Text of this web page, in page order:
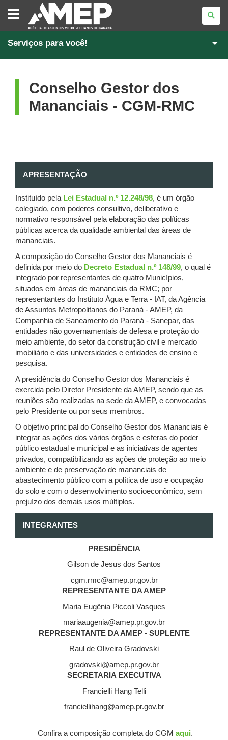
AGÊNCIA
DE
ASSUNTOS
METROPOLITANOS
DO
PARANÁ
Serviços para você!
Conselho Gestor dos
Mananciais - CGM-RMC
APRESENTAÇÃO
Instituído pela Lei Estadual n.º 12.248/98, é um órgão
colegiado, com poderes consultivo, deliberativo e
normativo responsável pela elaboração das políticas
públicas acerca da qualidade ambiental das áreas de
mananciais.
A composição do Conselho Gestor dos Mananciais é
definida por meio do Decreto Estadual n.º 148/99, o qual é
integrado por representantes de quatro Municípios,
situados em áreas de mananciais da RMC; por
representantes do Instituto Água e Terra - IAT, da Agência
de Assuntos Metropolitanos do Paraná - AMEP, da
Companhia de Saneamento do Paraná - Sanepar, das
entidades não governamentais de defesa e proteção do
meio ambiente, do setor da construção civil e mercado
imobiliário e das universidades e entidades de ensino e
pesquisa.
A presidência do Conselho Gestor dos Mananciais é
exercida pelo Diretor Presidente da AMEP, sendo que as
reuniões são realizadas na sede da AMEP, e convocadas
pelo Presidente ou por seus membros.
O objetivo principal do Conselho Gestor dos Mananciais é
integrar as ações dos vários órgãos e esferas do poder
público estadual e municipal e as iniciativas de agentes
privados, compatibilizando as ações de proteção ao meio
ambiente e de preservação de mananciais de
abastecimento público com a política de uso e ocupação
do solo e com o desenvolvimento socioeconômico, sem
prejuízo dos demais usos múltiplos.
INTEGRANTES
PRESIDÊNCIA
Gilson de Jesus dos Santos
cgm.rmc@amep.pr.gov.br
REPRESENTANTE DA AMEP
Maria Eugênia Piccoli Vasques
mariaaugenia@amep.pr.gov.br
REPRESENTANTE DA AMEP - SUPLENTE
Raul de Oliveira Gradovski
gradovski@amep.pr.gov.br
SECRETARIA EXECUTIVA
Francielli Hang Telli
franciellihang@amep.pr.gov.br
Confira a composição completa do CGM aqui.